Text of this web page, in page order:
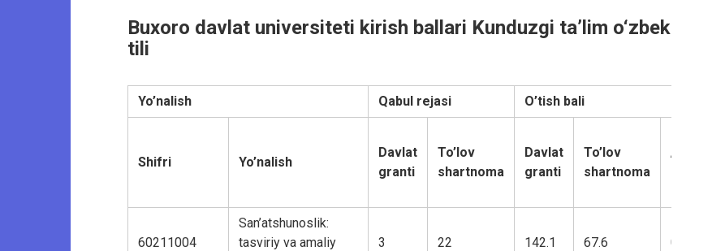
Buxoro davlat universiteti kirish ballari Kunduzgi ta’lim o‘zbek
tili
Yo’nalish Qabul rejasi O’tish bali
Shifri Yo’nalish
Davlat
granti
To’lov
shartnoma
Davlat
granti
To’lov
shartnoma
/ Sport
60211004
San’atshunoslik:
tasviriy va amaliy
3 22 142.1 67.6 0